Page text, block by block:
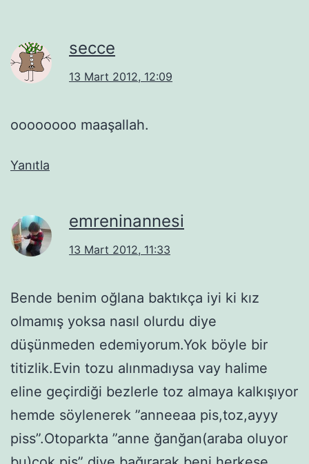
secce
13 Mart 2012, 12:09
oooooooo maaşallah.
Yanıtla
emreninannesi
13 Mart 2012, 11:33
Bende benim oğlana baktıkça iyi ki kız
olmamış yoksa nasıl olurdu diye
düşünmeden edemiyorum.Yok böyle bir
titizlik.Evin tozu alınmadıysa vay halime
eline geçirdiği bezlerle toz almaya kalkışıyor
hemde söylenerek ”anneeaa pis,toz,ayyy
piss”.Otoparkta ”anne ğanğan(araba oluyor